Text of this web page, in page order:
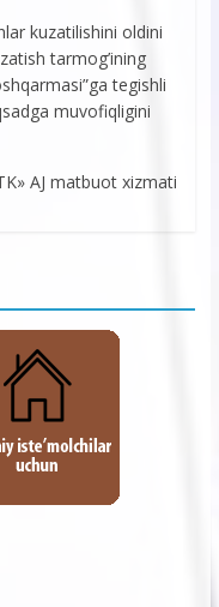
kuzatilishini oldini
tarmog’ining
tegishli
muvofiqligini
AJ matbuot xizmati